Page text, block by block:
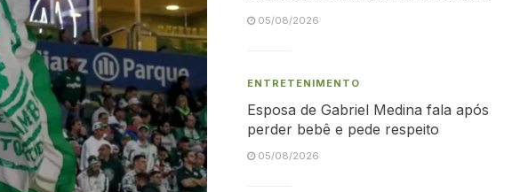
05/08/2026
ENTRETENIMENTO
Esposa de Gabriel Medina fala após
perder bebê e pede respeito
05/08/2026